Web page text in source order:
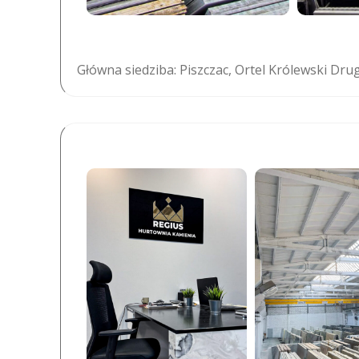
Główna siedziba: Piszczac, Ortel Królewski